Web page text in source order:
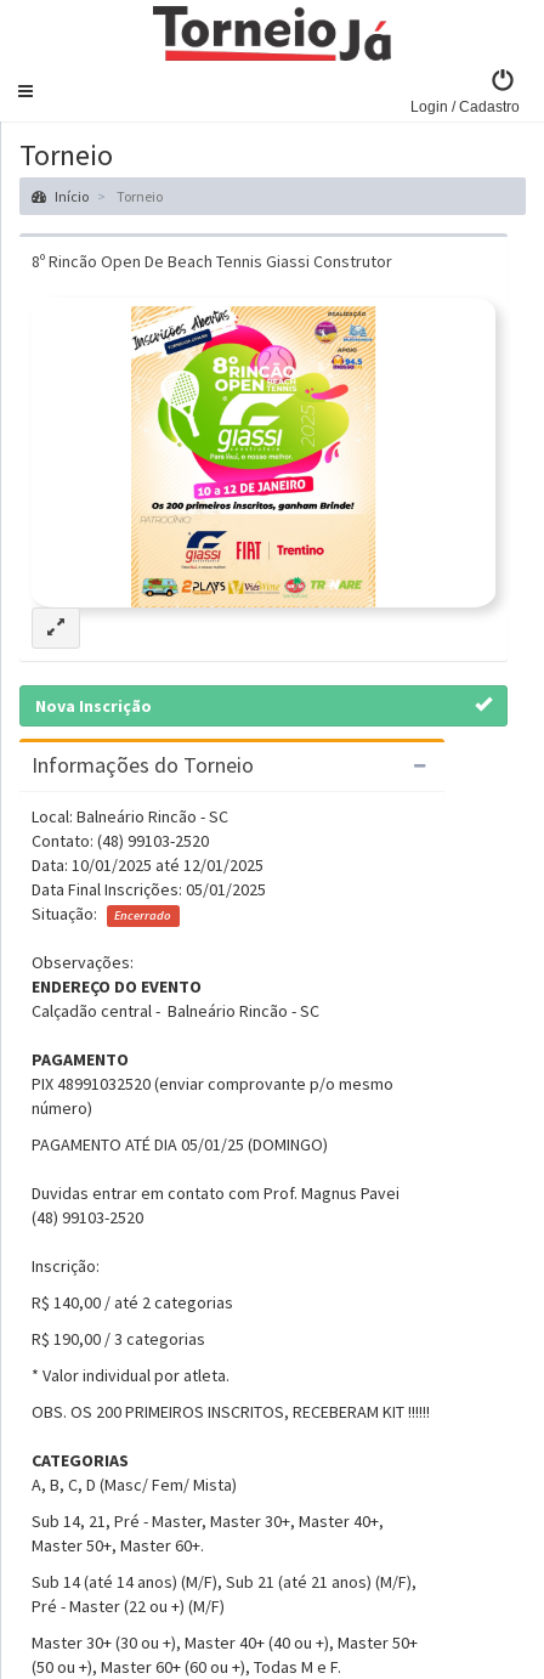
Navegar
Login / Cadastro
Torneio
Início Torneio
8º Rincão Open De Beach Tennis Giassi Construtor
Nova Inscrição
Informações do Torneio
Local: Balneário Rincão - SC
Contato: (48) 99103-2520
Data: 10/01/2025 até 12/01/2025
Data Final Inscrições: 05/01/2025
Situação:
Encerrado
Observações:
ENDEREÇO DO EVENTO
Calçadão central - Balneário Rincão - SC
PAGAMENTO
PIX 48991032520 (enviar comprovante p/o mesmo
número)
PAGAMENTO ATÉ DIA 05/01/25 (DOMINGO)
Duvidas entrar em contato com Prof. Magnus Pavei
(48) 99103-2520
Inscrição:
R$ 140,00 / até 2 categorias
R$ 190,00 / 3 categorias
* Valor individual por atleta.
OBS. OS 200 PRIMEIROS INSCRITOS, RECEBERAM KIT !!!!!!
CATEGORIAS
A, B, C, D (Masc/ Fem/ Mista)
Sub 14, 21, Pré - Master, Master 30+, Master 40+,
Master 50+, Master 60+.
Sub 14 (até 14 anos) (M/F), Sub 21 (até 21 anos) (M/F),
Pré - Master (22 ou +) (M/F)
Master 30+ (30 ou +), Master 40+ (40 ou +), Master 50+
(50 ou +), Master 60+ (60 ou +), Todas M e F.